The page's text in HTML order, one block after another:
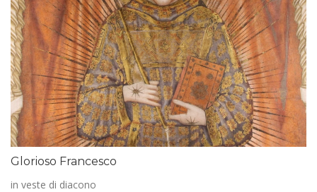
Glorioso Francesco
in veste di diacono